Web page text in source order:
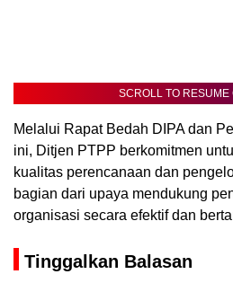
SCROLL TO RESUME
Melalui Rapat Bedah DIPA dan
ini, Ditjen PTPP berkomitmen
kualitas perencanaan dan
bagian dari upaya mendukung
organisasi secara efektif dan
Tinggalkan Balasan